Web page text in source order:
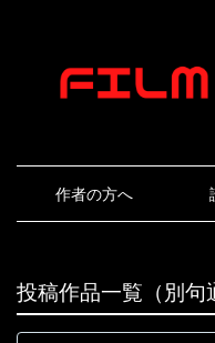
作者の方へ
投稿作品一覧（別句